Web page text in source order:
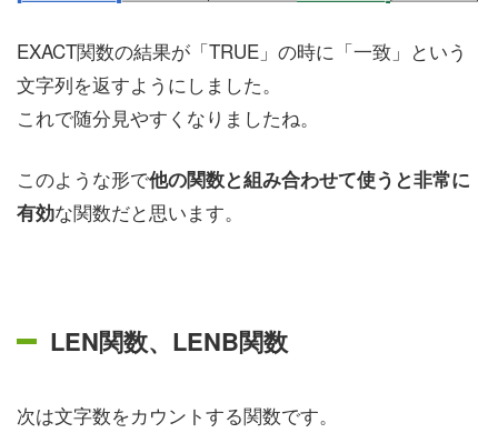
EXACT関数の結果が「TRUE」の時に「一致」という
文字列を返すようにしました。
これで随分見やすくなりましたね。
このような形で他の関数と組み合わせて使うと非常に
有効な関数だと思います。
LEN関数、LENB関数
次は文字数をカウントする関数です。